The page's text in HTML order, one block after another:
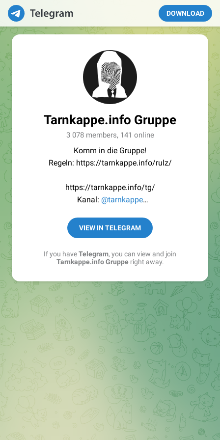
DOWNLOAD
Tarnkappe.info Gruppe
3 078 members, 141 online
Komm in die Gruppe!
Regeln: https://tarnkappe.info/rulz/
https://tarnkappe.info/tg/
Kanal: @tarnkappe
Best of:@bestoftarnkappe
Kochen: https://t.me/+WSW5F1VcmhliMjk6
VIEW IN TELEGRAM
If you haveTelegram, you can view and join
Tarnkappe.info Grupperight away.